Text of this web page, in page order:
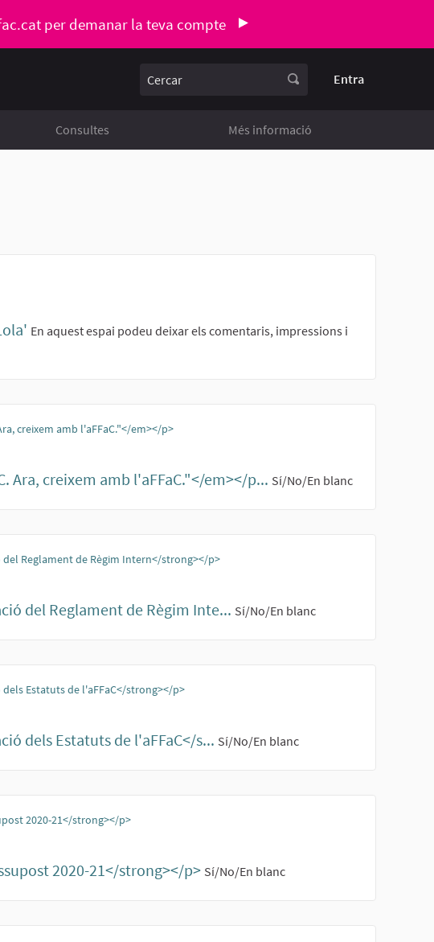
per demanar la teva compte
Entra
Consultes Més informació
En aquest espai podeu deixar els comentaris, impressions i
creixem amb l'aFFaC."</em></p>
Ara, creixem amb l'aFFaC."</em></p... Sí/No/En blanc
Reglament de Règim Intern</strong></p>
del Reglament de Règim Inte... Sí/No/En blanc
Estatuts de l'aFFaC</strong></p>
dels Estatuts de l'aFFaC</s... Sí/No/En blanc
2020-21</strong></p>
2020-21</strong></p> Sí/No/En blanc